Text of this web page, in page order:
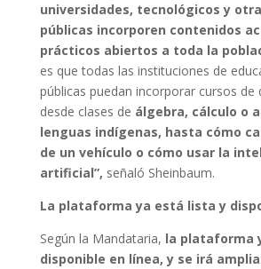
universidades, tecnológicos y
públicas incorporen contenidos
prácticos abiertos a toda la
es que todas las instituciones de
públicas puedan incorporar cursos de
desde clases de álgebra, cálculo o
lenguas indígenas, hasta cómo
de un vehículo o cómo usar la
artificial”, señaló Sheinbaum.
La plataforma ya está lista y
Según la Mandataria, la plataforma
disponible en línea, y se irá